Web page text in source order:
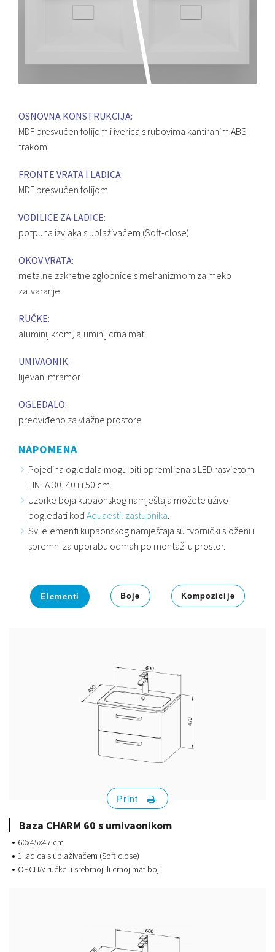
OSNOVNA KONSTRUKCIJA:
MDF presvučen folijom i iverica s rubovima kantiranim ABS
trakom
FRONTE VRATA I LADICA:
MDF presvučen folijom
VODILICE ZA LADICE:
potpuna izvlaka s ublaživačem (Soft-close)
OKOV VRATA:
metalne zakretne zglobnice s mehanizmom za meko
zatvaranje
RUČKE:
aluminij krom, aluminij crna mat
UMIVAONIK:
lijevani mramor
OGLEDALO:
predviđeno za vlažne prostore
NAPOMENA
Pojedina ogledala mogu biti opremljena s LED rasvjetom
LINEA 30, 40 ili 50 cm.
Uzorke boja kupaonskog namještaja možete uživo
pogledati kod Aquaestil zastupnika.
Svi elementi kupaonskog namještaja su tvornički složeni i
spremni za uporabu odmah po montaži u prostor.
Elementi Boje Kompozicije
Baza CHARM 60 s umivaonikom
60x45x47 cm
1 ladica s ublaživačem (Soft close)
OPCIJA: ručke u srebrnoj ili crnoj mat boji
Print